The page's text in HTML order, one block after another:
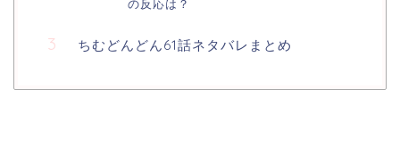
の反応は？
ちむどんどん61話ネタバレまとめ